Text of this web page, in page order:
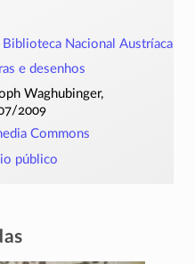
Biblioteca Nacional Austríaca
e desenhos
Waghubinger,
2009
Commons
público